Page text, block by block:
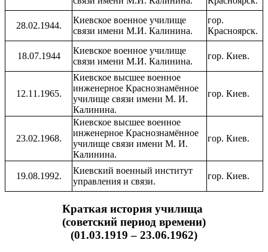
28.02.1944.
Киевское военное училище
связи имени М.И. Калинина.
гор.
Красноярск.
18.07.1944
Киевское военное училище
связи имени М.И. Калинина.
гор. Киев.
12.11.1965.
Киевское высшее военное
инженерное Краснознамённое
училище связи имени М. И.
Калинина.
гор. Киев.
23.02.1968.
Киевское высшее военное
инженерное Краснознамённое
училище связи имени М. И.
Калинина.
гор. Киев.
19.08.1992.
Киевский военный институт
управления и связи.
гор. Киев.
Краткая история училища
(советский период времени)
(01.03.1919 – 23.06.1962)